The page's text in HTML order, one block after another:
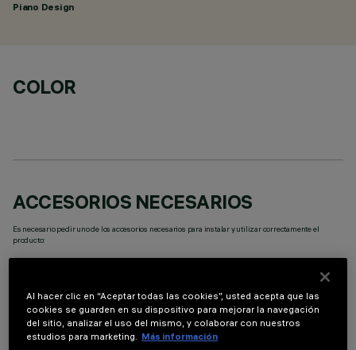
Piano Design
COLOR
ACCESORIOS NECESARIOS
Es necesario pedir uno de los accesorios necesarios para instalar y utilizar correctamente el
producto:
COMPONENTES OPCIONALES
Al hacer clic en “Aceptar todas las cookies”, usted acepta que las
cookies se guarden en su dispositivo para mejorar la navegación
del sitio, analizar el uso del mismo, y colaborar con nuestros
estudios para marketing. Más información